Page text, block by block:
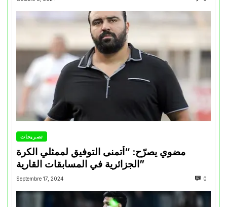
تصريحات
مضوي يصرّح: “أتمنى التوفيق لممثلي الكرة
الجزائرية في المسابقات القارية”
Septembre 17, 2024 0